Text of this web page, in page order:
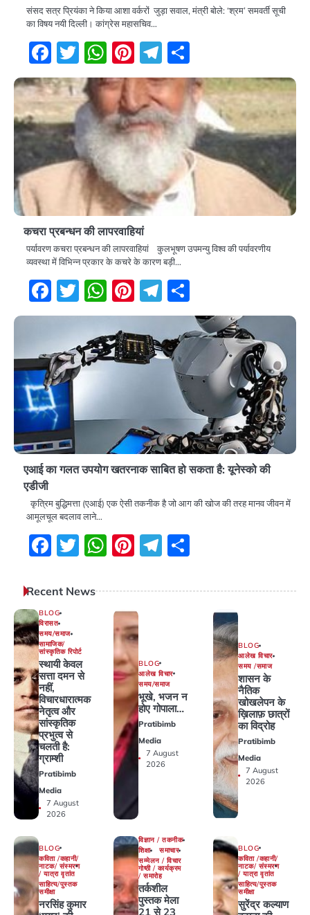
संसद सत्र प्रियंका ने किया आशा वर्करों जुड़ा सवाल, मंत्री बोले: ‘श्रम’ समवर्ती सूची
का विषय नयी दिल्ली। कांग्रेस महासचिव…
Facebook
Twitter
WhatsApp
Pinterest
Telegram
कचरा प्रबन्धन की लापरवाहियां
पर्यावरण कचरा प्रबन्धन की लापरवाहियां कुलभूषण उपमन्यु विश्व की पर्यावरणीय
व्यवस्था में विभिन्न प्रकार के कचरे के कारण बड़ी…
Facebook
Twitter
WhatsApp
Pinterest
Telegram
एआई का गलत उपयोग खतरनाक साबित हो सकता है: यूनेस्को की
एडीजी
कृत्रिम बुद्धिमत्ता (एआई) एक ऐसी तकनीक है जो आग की खोज की तरह मानव जीवन में
आमूलचूल बदलाव लाने…
Facebook
Twitter
WhatsApp
Pinterest
Telegram
Recent News
BLOG
विरासत
समय/समाज
सामाजिक/
सांस्कृतिक रिपोर्ट
स्थायी केवल
सत्ता दमन से
नहीं,
विचारधारात्मक
नेतृत्व और
सांस्कृतिक
प्रभुत्व से
चलती है:
ग्राम्शी
Pratibimb
Media
7 August
2026
BLOG
आलेख विचार
समय/समाज
भूखे, भजन न
होए गोपाला…
Pratibimb
Media
7 August
2026
BLOG
आलेख विचार
समय /समाज
शासन के
नैतिक
खोखलेपन के
ख़िलाफ़ छात्रों
का विद्रोह
Pratibimb
Media
7 August
2026
BLOG
कविता /कहानी/
नाटक/ संस्मरण
/ यात्रा वृतांत
साहित्य/पुस्तक
समीक्षा
नरसिंह कुमार
विज्ञान / तकनीक
शिक्षा
समाचार
सम्मेलन / विचार
गोष्ठी / कार्यक्रम
/ समारोह
तर्कशील
पुस्तक मेला
21 से 23
BLOG
कविता /कहानी/
नाटक/ संस्मरण
/ यात्रा वृतांत
साहित्य/पुस्तक
समीक्षा
सुरेंद्र कल्याण